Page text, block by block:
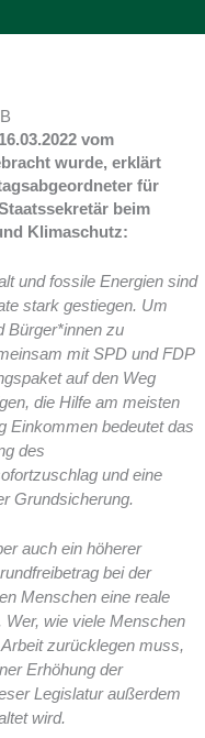
vom
wurde, erklärt
für
beim
Klimaschutz:
und fossile Energien sind
stark gestiegen. Um
Bürger*innen zu
mit SPD und FDP
auf den Weg
die Hilfe am meisten
Einkommen bedeutet das
des
und eine
Grundsicherung.
auch ein höherer
bei der
Menschen eine reale
wie viele Menschen
zurücklegen muss,
Erhöhung der
Legislatur außerdem
wird.